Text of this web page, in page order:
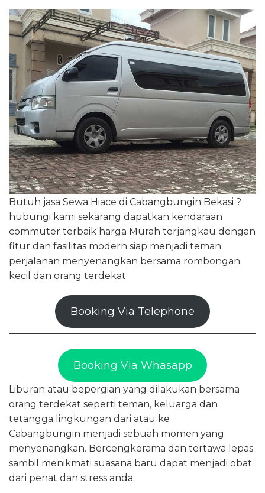
Butuh jasa Sewa Hiace di Cabangbungin Bekasi ?
hubungi kami sekarang dapatkan kendaraan
commuter terbaik harga Murah terjangkau dengan
fitur dan fasilitas modern siap menjadi teman
perjalanan menyenangkan bersama rombongan
kecil dan orang terdekat.
Booking Via Telephone
Booking Via Whasapp
Liburan atau bepergian yang dilakukan bersama
orang terdekat seperti teman, keluarga dan
tetangga lingkungan dari atau ke
Cabangbungin menjadi sebuah momen yang
menyenangkan. Bercengkerama dan tertawa lepas
sambil menikmati suasana baru dapat menjadi obat
dari penat dan stress anda.